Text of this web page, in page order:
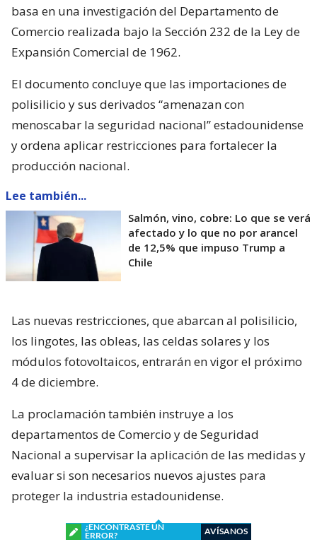
basa en una investigación del Departamento de
Comercio realizada bajo la Sección 232 de la Ley de
Expansión Comercial de 1962.
El documento concluye que las importaciones de
polisilicio y sus derivados “amenazan con
menoscabar la seguridad nacional” estadounidense
y ordena aplicar restricciones para fortalecer la
producción nacional.
Lee también...
Salmón, vino, cobre: Lo que se verá
afectado y lo que no por arancel
de 12,5% que impuso Trump a
Chile
Las nuevas restricciones, que abarcan al polisilicio,
los lingotes, las obleas, las celdas solares y los
módulos fotovoltaicos, entrarán en vigor el próximo
4 de diciembre.
La proclamación también instruye a los
departamentos de Comercio y de Seguridad
Nacional a supervisar la aplicación de las medidas y
evaluar si son necesarios nuevos ajustes para
proteger la industria estadounidense.
¿ENCONTRASTE UN
ERROR?
AVÍSANOS